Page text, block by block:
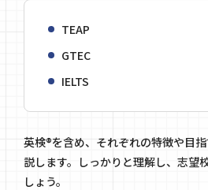
TEAP
GTEC
IELTS
英検®を含め、それぞれの特徴や目
説します。しっかりと理解し、志望
しょう。